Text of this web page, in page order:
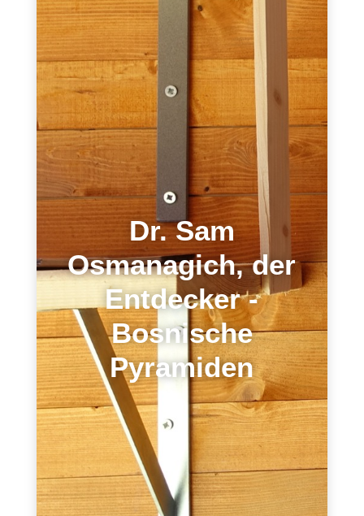
Dr. Sam
Osmanagich, der
Entdecker -
Bosnische
Pyramiden